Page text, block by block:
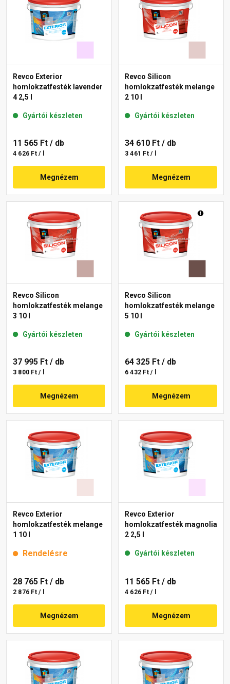
Revco Exterior
homlokzatfesték lavender
4 2,5 l
Gyártói készleten
11 565 Ft / db
4 626 Ft / l
Megnézem
Revco Silicon
homlokzatfesték melange
2 10 l
Gyártói készleten
34 610 Ft / db
3 461 Ft / l
Megnézem
Revco Silicon
homlokzatfesték melange
3 10 l
Gyártói készleten
37 995 Ft / db
3 800 Ft / l
Megnézem
Revco Silicon
homlokzatfesték melange
5 10 l
Gyártói készleten
64 325 Ft / db
6 432 Ft / l
Megnézem
Revco Exterior
homlokzatfesték melange
1 10 l
Rendelésre
28 765 Ft / db
2 876 Ft / l
Megnézem
Revco Exterior
homlokzatfesték magnolia
2 2,5 l
Gyártói készleten
11 565 Ft / db
4 626 Ft / l
Megnézem